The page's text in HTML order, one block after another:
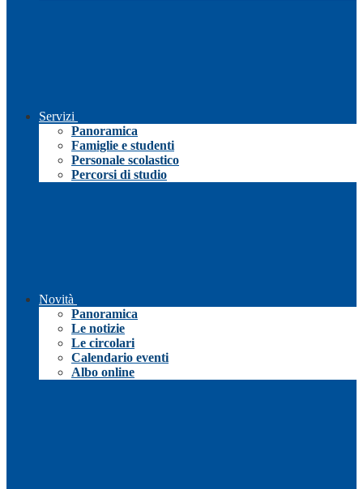
Servizi
Panoramica
Famiglie e studenti
Personale scolastico
Percorsi di studio
Novità
Panoramica
Le notizie
Le circolari
Calendario eventi
Albo online